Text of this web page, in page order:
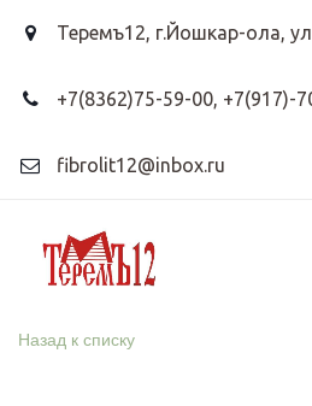
Теремъ12, г.Йошкар-ола,
+7(8362)75-59-00, +7(917)-
fibrolit12@inbox.ru
Назад к списку